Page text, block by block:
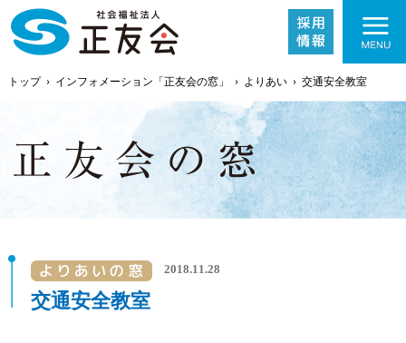
事業内容
トップ› インフォメーション「正友会の窓」 › よりあい› 交通安全教室
2018.11.28
交通安全教室